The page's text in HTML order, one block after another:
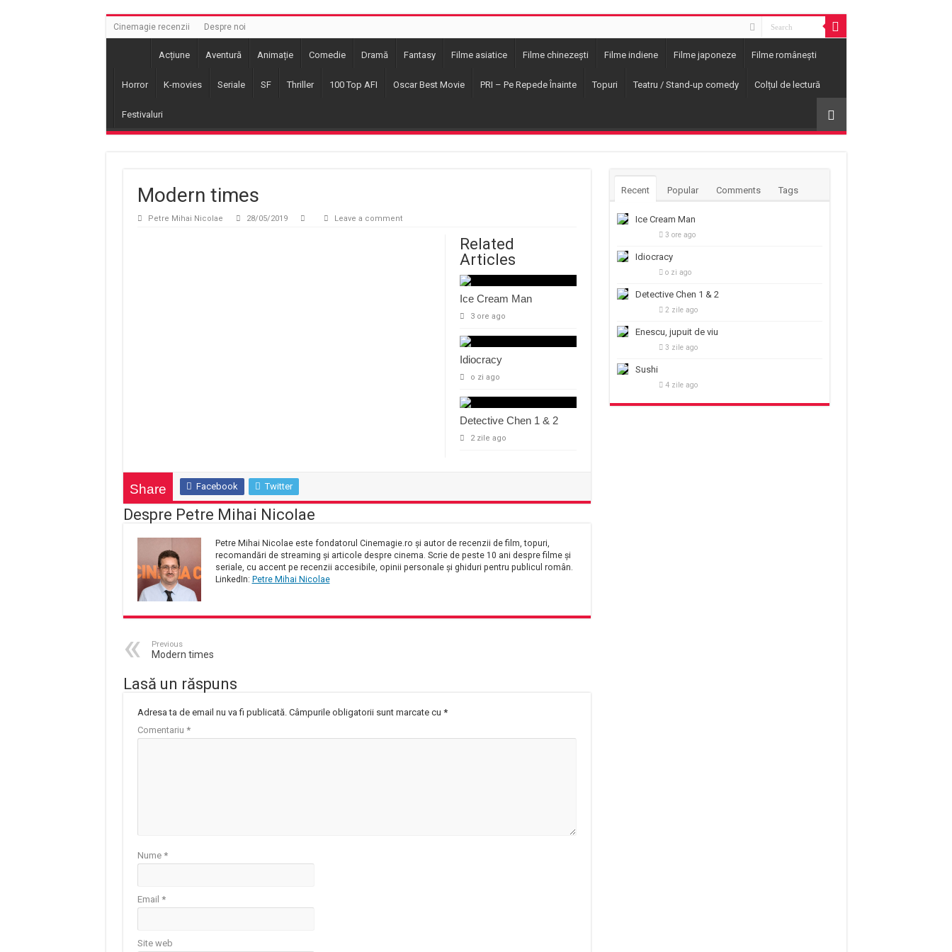
Cinemagie recenzii Despre noi
Acțiune Aventură Animație Comedie Dramă Fantasy Filme asiatice Filme chinezești Filme indiene Filme japoneze Filme românești
Horror K-movies Seriale SF Thriller 100 Top AFI Oscar Best Movie PRI – Pe Repede Înainte Topuri Teatru / Stand-up comedy Colțul de lectură
Festivaluri
Modern times
Petre Mihai Nicolae 28/05/2019 Leave a comment
Related
Articles
Ice Cream Man
3 ore ago
Idiocracy
o zi ago
Detective Chen 1 & 2
2 zile ago
Share Facebook Twitter
Despre Petre Mihai Nicolae
Petre Mihai Nicolae este fondatorul Cinemagie.ro și autor de recenzii de film, topuri,
recomandări de streaming și articole despre cinema. Scrie de peste 10 ani despre filme și
seriale, cu accent pe recenzii accesibile, opinii personale și ghiduri pentru publicul român.
LinkedIn: Petre Mihai Nicolae
Previous
Modern times
Lasă un răspuns
Adresa ta de email nu va fi publicată. Câmpurile obligatorii sunt marcate cu *
Comentariu *
Nume *
Email *
Site web
Recent Popular Comments Tags
Ice Cream Man
3 ore ago
Idiocracy
o zi ago
Detective Chen 1 & 2
2 zile ago
Enescu, jupuit de viu
3 zile ago
Sushi
4 zile ago